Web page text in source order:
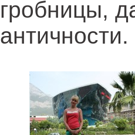
гробницы,
античности.